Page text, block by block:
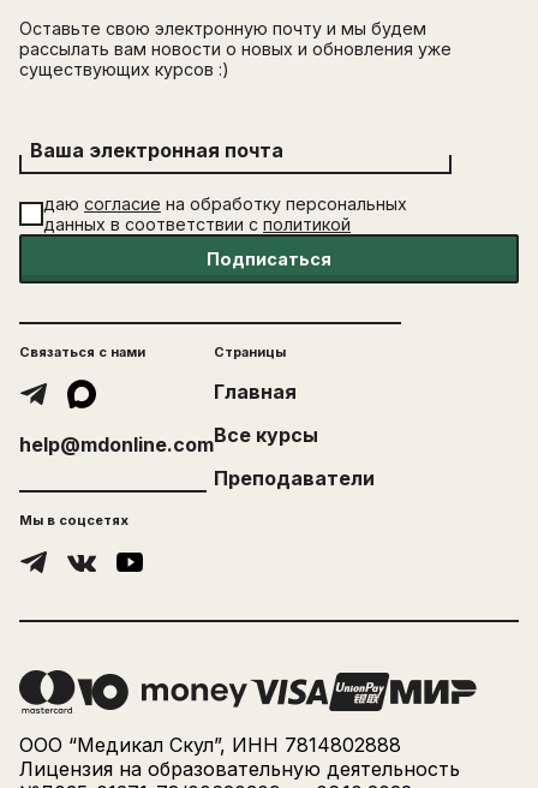
Оставьте свою электронную почту и мы будем
рассылать вам новости о новых и обновления уже
существующих курсов :)
Ваша электронная почта
даю согласие на обработку персональных
данных в соответствии с политикой
Подписаться
Связаться с нами
help@mdonline.com
Страницы
Главная
Все курсы
Преподаватели
Мы в соцсетях
ООО “Медикал Скул”, ИНН 7814802888
Лицензия на образовательную деятельность